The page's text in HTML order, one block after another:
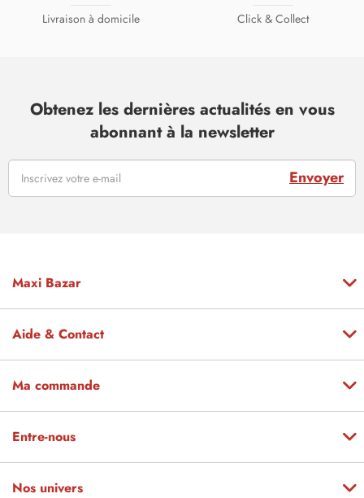
Livraison à domicile Click & Collect
Obtenez les dernières actualités en vous
abonnant à la newsletter
Envoyer
Maxi Bazar
Aide & Contact
Ma commande
Entre-nous
Nos univers